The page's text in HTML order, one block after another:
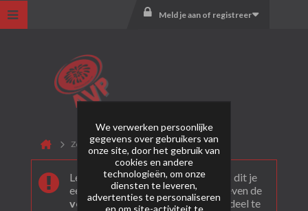
Meld je aan of registreer
Zoekresultaten
Leuk dat je ons gevonden hebt! Als dit je
eerste bezoek is bekijk dan eerst even de
veel gestelde vragen. Om actief deel te
We verwerken persoonlijke
gegevens over gebruikers van
onze site, door het gebruik van
cookies en andere
technologieën, om onze
diensten te leveren,
advertenties te personaliseren
en om site-activiteit te